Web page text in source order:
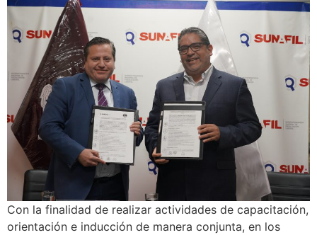
Con la finalidad de realizar actividades de capacitación,
orientación e inducción de manera conjunta, en los